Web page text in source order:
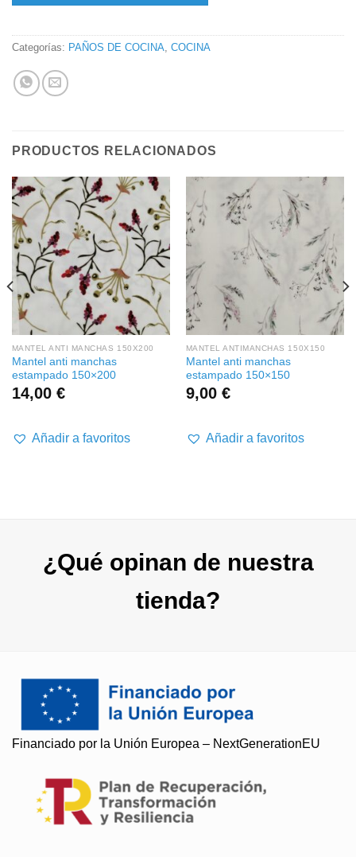
Categorías: PAÑOS DE COCINA COCINA
PRODUCTOS RELACIONADOS
MANTEL ANTI MANCHAS 150X200
Mantel anti manchas
estampado 150×200
14,00 €
Añadir a favoritos
MANTEL ANTIMANCHAS 150X150
Mantel anti manchas
estampado 150×150
9,00 €
Añadir a favoritos
¿Qué opinan de nuestra
tienda?
Financiado por la Unión Europea – NextGenerationEU
Soy Paqui, ¿Te ayudo?
Resuelvo todas tus preguntas